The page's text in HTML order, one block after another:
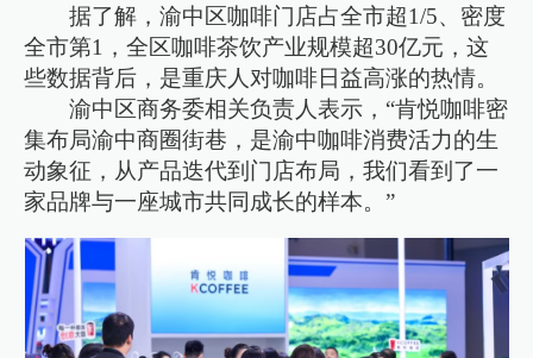
据了解，渝中区咖啡门店占全市超1/5、密度
全市第1，全区咖啡茶饮产业规模超30亿元，这
些数据背后，是重庆人对咖啡日益高涨的热情。
渝中区商务委相关负责人表示，“肯悦咖啡密
集布局渝中商圈街巷，是渝中咖啡消费活力的生
动象征，从产品迭代到门店布局，我们看到了一
家品牌与一座城市共同成长的样本。”